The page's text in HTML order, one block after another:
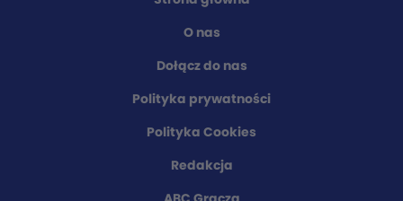
O nas
Dołącz do nas
Polityka prywatności
Polityka Cookies
Redakcja